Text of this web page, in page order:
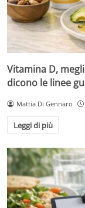
Vitamina D,
dicono le linee
Mattia Di Gennaro
Leggi di più